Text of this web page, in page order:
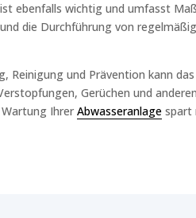
ebenfalls wichtig und umfasst
die Durchführung von
Reinigung und Prävention kann
Gerüchen und
IhrerAbwasseranlage spart